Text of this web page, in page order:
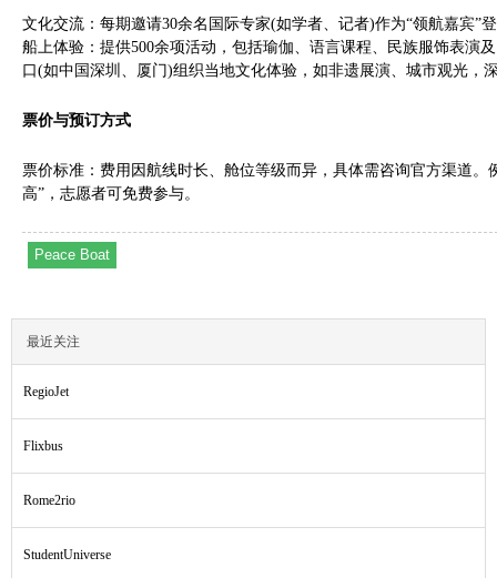
文化交流‌：每期邀请30余名国际专家(如学者、记者)作为“领航嘉宾”
船上体验‌：提供500余项活动，包括瑜伽、语言课程、民族服饰表演
口(如中国深圳、厦门)组织当地文化体验，如非遗展演、城市观光，
票价与预订方式
票价标准‌：费用因航线时长、舱位等级而异，具体需咨询官方渠道
高”，志愿者可免费参与。‌‌
Peace Boat
最近关注
RegioJet
Flixbus
Rome2rio
StudentUniverse